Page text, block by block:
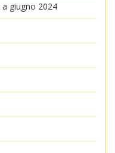
giugno 2024